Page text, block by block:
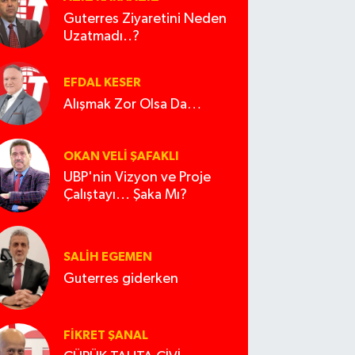
Guterres Ziyaretini Neden
Uzatmadı..?
EFDAL KESER
Alışmak Zor Olsa Da…
OKAN VELI ŞAFAKLI
UBP'nin Vizyon ve Proje
Çalıştayı... Şaka Mı?
SALIH EGEMEN
Guterres giderken
FIKRET ŞANAL